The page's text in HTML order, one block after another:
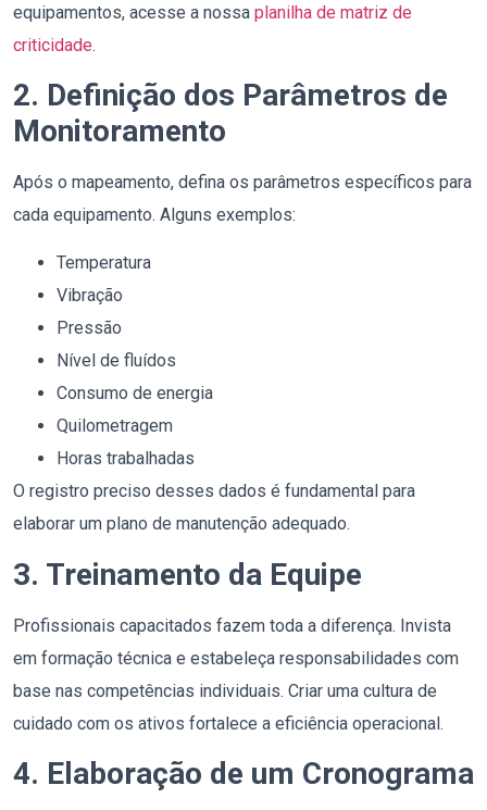
equipamentos, acesse a nossa planilha de matriz de
criticidade.
2. Definição dos Parâmetros de
Monitoramento
Após o mapeamento, defina os parâmetros específicos para
cada equipamento. Alguns exemplos:
Temperatura
Vibração
Pressão
Nível de fluídos
Consumo de energia
Quilometragem
Horas trabalhadas
O registro preciso desses dados é fundamental para
elaborar um plano de manutenção adequado.
3. Treinamento da Equipe
Profissionais capacitados fazem toda a diferença. Invista
em formação técnica e estabeleça responsabilidades com
base nas competências individuais. Criar uma cultura de
cuidado com os ativos fortalece a eficiência operacional.
4. Elaboração de um Cronograma